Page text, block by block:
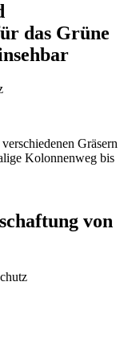
das Grüne
von